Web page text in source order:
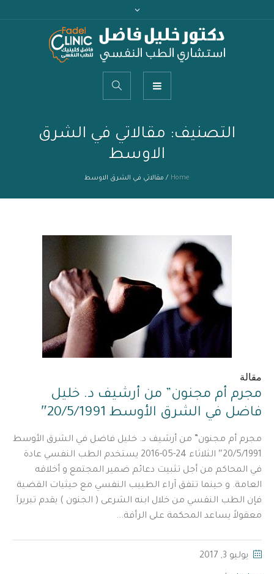
التصنيف: مقالاتي في الشرق
الاوسط
Home
/ مقالاتي في الشرق الاوسط
مقالة
مجرم أم مجنون” من أرشيف د. خليل
فاضل في الشرق الأوسط 20/5/1991″
مجرم أم مجنون” من أرشيف د. خليل فاضل في الشرق الأوسط
20/5/1991″ الثلاثاء 24-05-2016 يستخدم الطب النفسي عادة
في المحاكم من أجل تثبيت دعائم ضمير المجتمع و أخلاقه
العامة. و حينما تتفق آراء الطبيب النفسي مع حيثيات القضية
فإن الطب النفسي من خلال ابنه الشرعى ( الجنون ) يقدم تبريراَ
معقولاً يساعد المحكمة على الرأفة...
يوليو 3, 2017